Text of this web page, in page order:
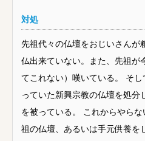
対処
先祖代々の仏壇をおじいさんが
仏出来ていない。また、先祖が
てこれない）嘆いている。 そ
っていた新興宗教の仏壇を処分
を被っている。 これからやら
祖の仏壇、あるいは手元供養を